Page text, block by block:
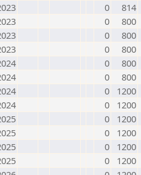
0
814
0
800
0
800
0
800
0
800
0
800
0
1200
0
1200
0
1200
0
1200
0
1200
0
1200